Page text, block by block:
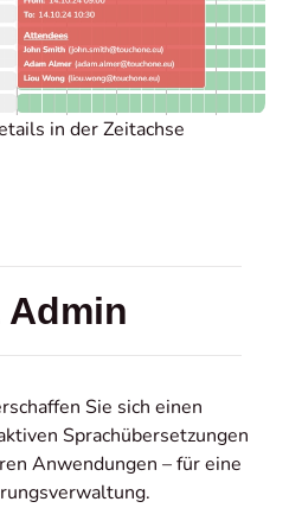
in der Zeitachse
Admin
Sie sich einen
Sprachübersetzungen
Anwendungen – für eine